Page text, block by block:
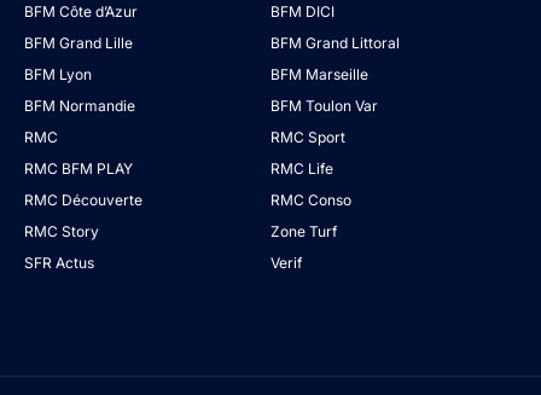
BFM Côte d’Azur
BFM DICI
BFM Grand Lille
BFM Grand Littoral
BFM Lyon
BFM Marseille
BFM Normandie
BFM Toulon Var
RMC
RMC Sport
RMC BFM PLAY
RMC Life
RMC Découverte
RMC Conso
RMC Story
Zone Turf
SFR Actus
Verif